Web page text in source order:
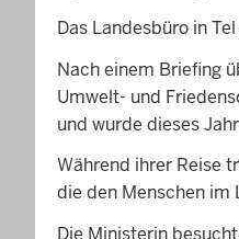
Das Landesbüro in
Nach einem Briefing
Umwelt- und
und wurde dieses
Während ihrer Reise
die den Menschen im
Die Ministerin